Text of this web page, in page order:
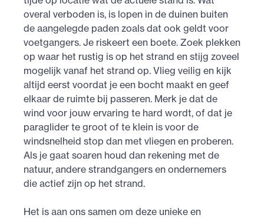
overal verboden is, is lopen in de duinen buiten
de aangelegde paden zoals dat ook geldt voor
voetgangers. Je riskeert een boete. Zoek plekken
op waar het rustig is op het strand en stijg zoveel
mogelijk vanaf het strand op. Vlieg veilig en kijk
altijd eerst voordat je een bocht maakt en geef
elkaar de ruimte bij passeren. Merk je dat de
wind voor jouw ervaring te hard wordt, of dat je
paraglider te groot of te klein is voor de
windsnelheid stop dan met vliegen en proberen.
Als je gaat soaren houd dan rekening met de
natuur, andere strandgangers en ondernemers
die actief zijn op het strand.
Het is aan ons samen om deze unieke en